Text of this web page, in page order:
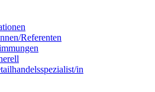
Referenten
in